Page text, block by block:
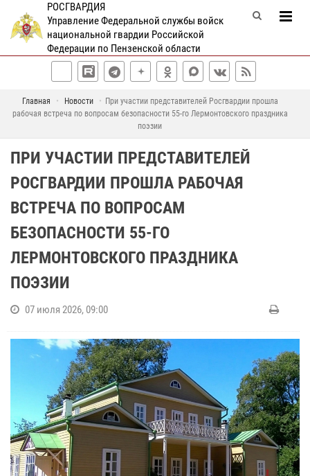
РОСГВАРДИЯ
Управление Федеральной службы войск
национальной гвардии Российской
Федерации по Пензенской области
Главная Новости
При участии представителей Росгвардии прошла
рабочая встреча по вопросам безопасности 55-го Лермонтовского праздника
поэзии
ПРИ УЧАСТИИ ПРЕДСТАВИТЕЛЕЙ
РОСГВАРДИИ ПРОШЛА РАБОЧАЯ
ВСТРЕЧА ПО ВОПРОСАМ
БЕЗОПАСНОСТИ 55-ГО
ЛЕРМОНТОВСКОГО ПРАЗДНИКА
ПОЭЗИИ
07 июля 2026, 09:00